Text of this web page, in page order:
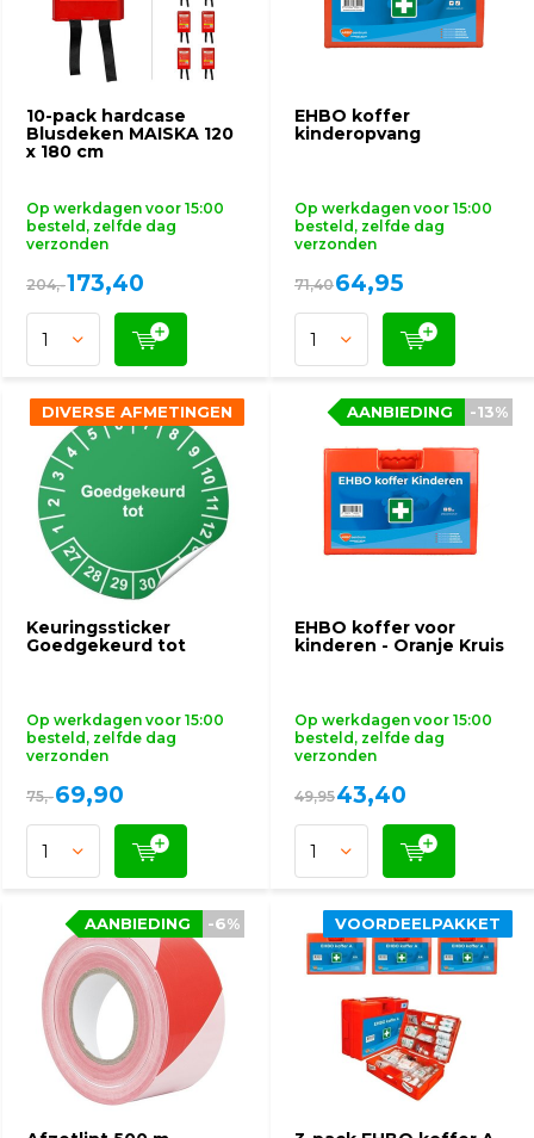
10-pack hardcase
Blusdeken MAISKA 120
x 180 cm
Op werkdagen voor 15:00
besteld, zelfde dag
verzonden
204,-173,40
EHBO koffer
kinderopvang
Op werkdagen voor 15:00
besteld, zelfde dag
verzonden
71,4064,95
Keuringssticker
Goedgekeurd tot
Op werkdagen voor 15:00
besteld, zelfde dag
verzonden
DIVERSE AFMETINGEN
75,-69,90
DIVERSE AFMETINGEN
EHBO koffer voor
kinderen - Oranje Kruis
Op werkdagen voor 15:00
besteld, zelfde dag
verzonden
-13%
AANBIEDING
49,9543,40
-13%
AANBIEDING
-6%
AANBIEDING -6%
AANBIEDING VOORDEELPAKKET
VOORDEELPAKKET